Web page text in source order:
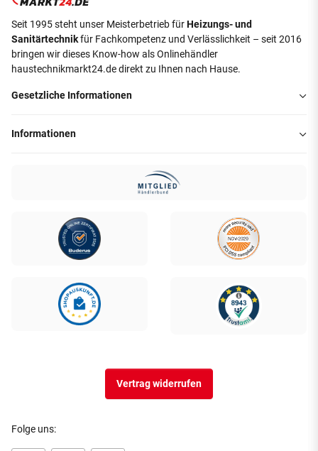
Seit 1995 steht unser Meisterbetrieb fürHeizungs- und
Sanitärtechnikfür Fachkompetenz und Verlässlichkeit – seit 2016
bringen wir dieses Know-how als Onlinehändler
haustechnikmarkt24.de direkt zu Ihnen nach Hause.
Gesetzliche Informationen
Informationen
Vertrag widerrufen
Folge uns: